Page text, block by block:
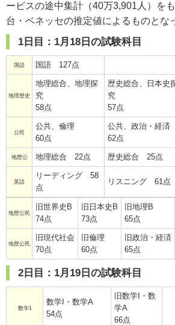
ービスの途中集計（40万3,901人）を
台・ベネッセの推定値によるものとな
1日目：1月18日の試験科目
国語 国語 127点
地理歴史
地理総合、地理探
究
58点
歴史総合、日本史
究
57点
公民
公共、倫理
60点
公共、政治・経済
62点
地歴公 地理総合 22点 歴史総合 25点
英語
リーディング 58
点
リスニング 61点
地歴公民
旧世界史B
74点
旧日本史B
73点
旧地理B
65点
地歴公民
旧現代社会
70点
旧倫理
60点
旧政治・経済
65点
2日目：1月19日の試験科目
数学1
数学I・数学A
54点
旧数学I・数
学A
66点